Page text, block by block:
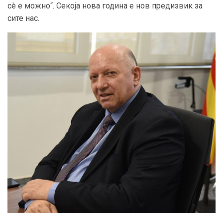
сè е можно“. Секоја нова година е нов предизвик за
сите нас.